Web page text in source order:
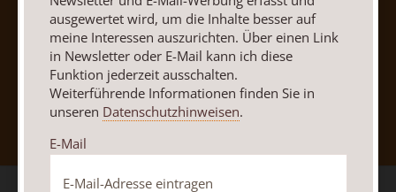
Nach oben
ausgewertet wird, um die Inhalte besser auf
meine Interessen auszurichten. Über einen Link
in Newsletter oder E-Mail kann ich diese
Funktion jederzeit ausschalten.
Weiterführende Informationen finden Sie in
unseren Datenschutzhinweisen.
E-Mail